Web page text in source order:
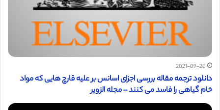
2021-09-20
دانلود ترجمه مقاله بررسی اجزای اسانس بر علیه قارچ هایی که مواد
خام گیاهی را فاسد می کنند – مجله الزویر